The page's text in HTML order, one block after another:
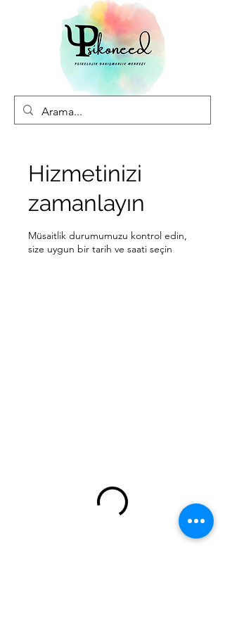
Hizmetinizi
zamanlayın
Müsaitlik durumumuzu kontrol edin,
size uygun bir tarih ve saati seçin